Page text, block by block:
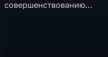
совершенствованию